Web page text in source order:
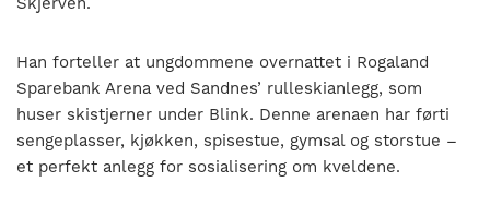
Han forteller at ungdommene overnattet i Rogaland
Sparebank Arena ved Sandnes’ rulleskianlegg, som
huser skistjerner under Blink. Denne arenaen har førti
sengeplasser, kjøkken, spisestue, gymsal og storstue –
et perfekt anlegg for sosialisering om kveldene.